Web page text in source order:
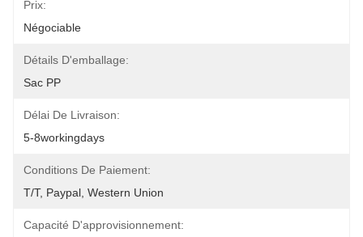
Prix:
Négociable
Détails D'emballage:
Sac PP
Délai De Livraison:
5-8workingdays
Conditions De Paiement:
T/T, Paypal, Western Union
Capacité D'approvisionnement: